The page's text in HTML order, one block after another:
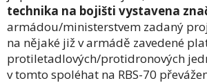
technika na bojišti vystavena
armádou/ministerstvem zadaný
na nějaké již v armádě zavedené
protiletadlových/protidronových
v tomto spoléhat na RBS-70